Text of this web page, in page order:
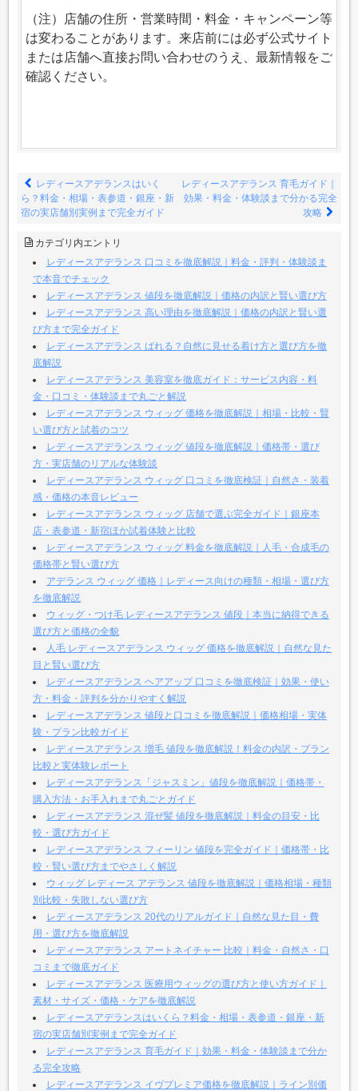
（注）店舗の住所・営業時間・料金・キャンペーン等
は変わることがあります。来店前には必ず公式サイト
または店舗へ直接お問い合わせのうえ、最新情報をご
確認ください。
レディースアデランスはいく
ら？料金・相場・表参道・銀座・新
宿の実店舗別実例まで完全ガイド
レディースアデランス 育毛ガイド｜
効果・料金・体験談まで分かる完全
攻略
カテゴリ内エントリ
レディースアデランス 口コミを徹底解説｜料金・評判・体験談ま
で本音でチェック
レディースアデランス 値段を徹底解説｜価格の内訳と賢い選び方
レディースアデランス 高い理由を徹底解説｜価格の内訳と賢い選
び方まで完全ガイド
レディースアデランス ばれる？自然に見せる着け方と選び方を徹
底解説
レディースアデランス 美容室を徹底ガイド：サービス内容・料
金・口コミ・体験談まで丸ごと解説
レディースアデランス ウィッグ 価格を徹底解説｜相場・比較・賢
い選び方と試着のコツ
レディースアデランス ウィッグ 値段を徹底解説｜価格帯・選び
方・実店舗のリアルな体験談
レディースアデランス ウィッグ 口コミを徹底検証｜自然さ・装着
感・価格の本音レビュー
レディースアデランス ウィッグ 店舗で選ぶ完全ガイド｜銀座本
店・表参道・新宿ほか試着体験と比較
レディースアデランス ウィッグ 料金を徹底解説｜人毛・合成毛の
価格帯と賢い選び方
アデランス ウィッグ 価格｜レディース向けの種類・相場・選び方
を徹底解説
ウィッグ・つけ毛 レディースアデランス 値段｜本当に納得できる
選び方と価格の全貌
人毛 レディースアデランス ウィッグ 価格を徹底解説｜自然な見た
目と賢い選び方
レディースアデランス ヘアアップ 口コミを徹底検証｜効果・使い
方・料金・評判を分かりやすく解説
レディースアデランス 値段と口コミを徹底解説｜価格相場・実体
験・プラン比較ガイド
レディースアデランス 増毛 値段を徹底解説！料金の内訳・プラン
比較と実体験レポート
レディースアデランス「ジャスミン」値段を徹底解説｜価格帯・
購入方法・お手入れまで丸ごとガイド
レディースアデランス 混ぜ髪 値段を徹底解説｜料金の目安・比
較・選び方ガイド
レディースアデランス フィーリン 値段を完全ガイド｜価格帯・比
較・賢い選び方までやさしく解説
ウィッグ レディース アデランス 値段を徹底解説｜価格相場・種類
別比較・失敗しない選び方
レディースアデランス 20代のリアルガイド｜自然な見た目・費
用・選び方を徹底解説
レディースアデランス アートネイチャー 比較｜料金・自然さ・口
コミまで徹底ガイド
レディースアデランス 医療用ウィッグの選び方と使い方ガイド｜
素材・サイズ・価格・ケアを徹底解説
レディースアデランスはいくら？料金・相場・表参道・銀座・新
宿の実店舗別実例まで完全ガイド
レディースアデランス 育毛ガイド｜効果・料金・体験談まで分か
る完全攻略
レディースアデランス イヴプレミア価格を徹底解説｜ライン別価